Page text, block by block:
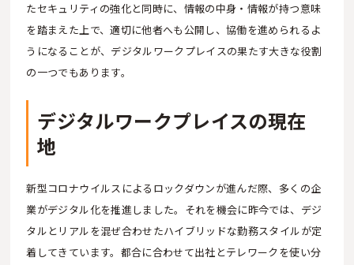
たセキュリティの強化と同時に、情報の中身・情報が持つ意味
を踏まえた上で、適切に他者へも公開し、協働を進められるよ
うになることが、デジタルワークプレイスの果たす大きな役割
の一つでもあります。
デジタルワークプレイスの現在
地
新型コロナウイルスによるロックダウンが進んだ際、多くの企
業がデジタル化を推進しました。それを機会に昨今では、デジ
タルとリアルを混ぜ合わせたハイブリッドな勤務スタイルが定
着してきています。都合に合わせて出社とテレワークを使い分